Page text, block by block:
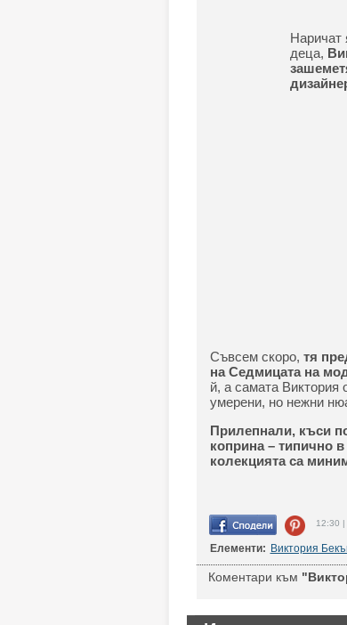
Наричат
деца,
Съвсем скоро, тя
на Седмицата на
й, а самата Виктория
умерени, но нежни
Прилепнали, къси
коприна – типично
колекцията са
12:30 |
Елементи: Виктория
Коментари към